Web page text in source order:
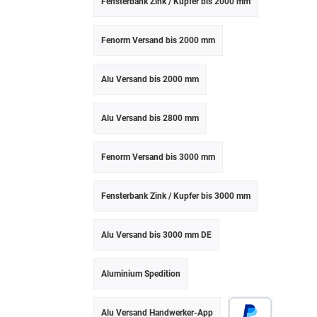
Alu Versand Handwerker-App
Fenorm Versand bis 2000 mm
Alu Versand bis 2000 mm
Alu Versand bis 2800 mm
Fenorm Versand bis 3000 mm
Fensterbank Zink / Kupfer bis 3000 mm
Alu Versand bis 3000 mm DE
Aluminium Spedition